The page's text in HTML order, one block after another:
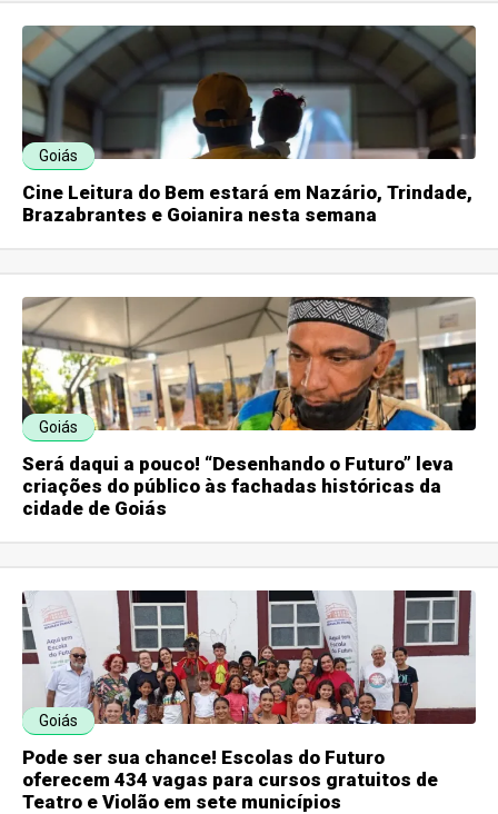
Goiás
Cine Leitura do Bem estará em Nazário, Trindade,
Brazabrantes e Goianira nesta semana
Goiás
Será daqui a pouco! “Desenhando o Futuro” leva
criações do público às fachadas históricas da
cidade de Goiás
Goiás
Pode ser sua chance! Escolas do Futuro
oferecem 434 vagas para cursos gratuitos de
Teatro e Violão em sete municípios